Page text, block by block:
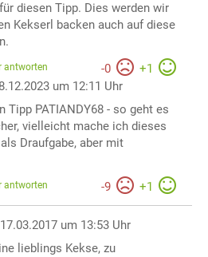
diesen Tipp. Dies werden wir
Kekserl backen auch auf diese
-0 +1
antworten
um 12:11 Uhr
Tipp PATIANDY68 - so geht es
vielleicht mache ich dieses
Draufgabe, aber mit
-9 +1
antworten
um 13:53 Uhr
lieblings Kekse, zu